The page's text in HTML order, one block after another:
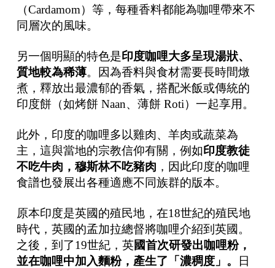
（Cardamom）等，每種香料都能為咖哩帶來不
同層次的風味。
另一個明顯的特色是印度咖哩大多呈現湯狀、
質地較為稀薄。因為香料與食材需要長時間燉
煮，釋放出最濃郁的香氣，搭配米飯或傳統的
印度餅（如烤餅 Naan、薄餅 Roti）一起享用。
此外，印度的咖哩多以雞肉、羊肉或蔬菜為
主，這與當地的宗教信仰有關，例如印度教徒
不吃牛肉，穆斯林不吃豬肉 ，因此印度的咖哩
食譜也發展出各種適應不同族群的版本。
原本印度是英國的殖民地，在18世紀的殖民地
時代，英國的孟加拉總督將咖哩介紹到英國。
之後，到了19世紀，英國首次研發出咖哩粉，
並在咖哩中加入麵粉，產生了「濃稠度」。
日